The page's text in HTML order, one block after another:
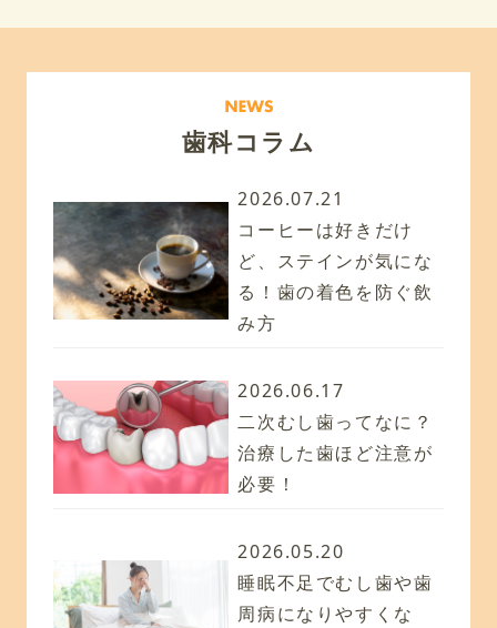
歯科コラム
2026.07.21
コーヒーは好きだけ
ど、ステインが気にな
る！歯の着色を防ぐ飲
み方
2026.06.17
二次むし歯ってなに？
治療した歯ほど注意が
必要！
2026.05.20
睡眠不足でむし歯や歯
周病になりやすくな